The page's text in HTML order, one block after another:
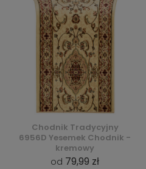
Chodnik Tradycyjny
6956D Yesemek Chodnik -
kremowy
od 79,99 zł